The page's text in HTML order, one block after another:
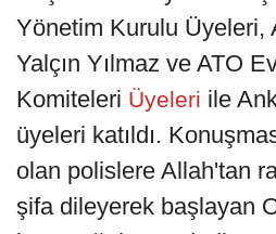
Yönetim Kurulu Üyeleri,
Yalçın Yılmaz ve ATO
Komiteleri Üyeleri ile
üyeleri katıldı.
olan polislere Allah'tan
şifa dileyerek başlayan